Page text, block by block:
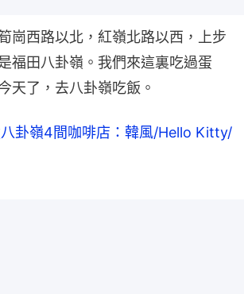
崗西路以北，紅嶺北路以西，上步
福田八卦嶺。我們來這裏吃過蛋
天了，去八卦嶺吃飯。
卦嶺4間咖啡店：韓風/Hello Kitty/